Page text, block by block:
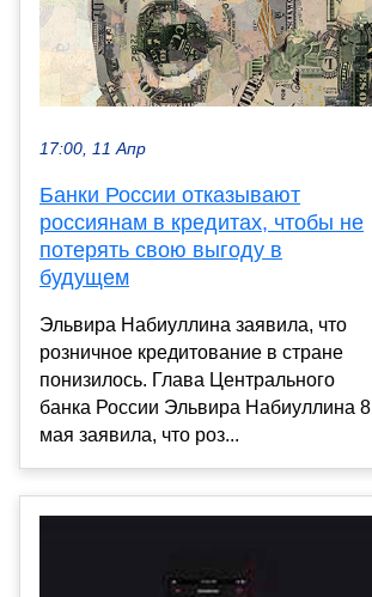
17:00, 11 Апр
Банки России отказывают
россиянам в кредитах, чтобы не
потерять свою выгоду в
будущем
Эльвира Набиуллина заявила, что
розничное кредитование в стране
понизилось. Глава Центрального
банка России Эльвира Набиуллина 8
мая заявила, что роз...